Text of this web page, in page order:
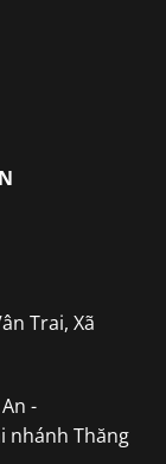
Trai, Xã
-
nhánh Thăng